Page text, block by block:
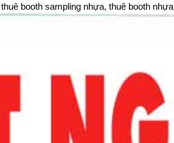
booth sampling nhựa, thuê booth nhựa